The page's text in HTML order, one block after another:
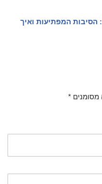
הסיבות המפתיעות ואיך
*